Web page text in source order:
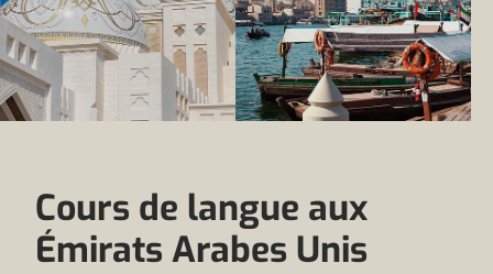
Cours de langue aux
Émirats Arabes Unis